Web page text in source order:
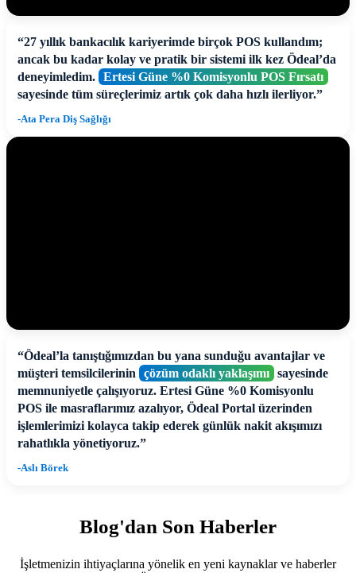
“27 yıllık bankacılık kariyerimde birçok POS kullandım;
ancak bu kadar kolay ve pratik bir sistemi ilk kez Ödeal’da
deneyimledim. Ertesi Güne %0 Komisyonlu POS Fırsatı
sayesinde tüm süreçlerimiz artık çok daha hızlı ilerliyor.”
-Ata Pera Diş Sağlığı
“Ödeal’la tanıştığımızdan bu yana sunduğu avantajlar ve
müşteri temsilcilerinin
çözüm odaklı yaklaşımı sayesinde
memnuniyetle çalışıyoruz. Ertesi Güne %0 Komisyonlu
POS ile masraflarımız azalıyor, Ödeal Portal üzerinden
işlemlerimizi kolayca takip ederek günlük nakit akışımızı
rahatlıkla yönetiyoruz.”
-Aslı Börek
Blog'dan Son Haberler
İşletmenizin ihtiyaçlarına yönelik en yeni kaynaklar ve haberler